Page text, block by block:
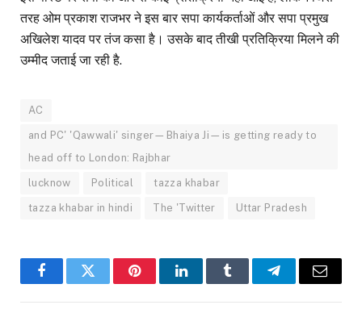
तरह ओम प्रकाश राजभर ने इस बार सपा कार्यकर्ताओं और सपा प्रमुख
अखिलेश यादव पर तंज कसा है। उसके बाद तीखी प्रतिक्रिया मिलने की
उम्मीद जताई जा रही है.
AC
and PC' 'Qawwali' singer—Bhaiya Ji—is getting ready to
head off to London: Rajbhar
lucknow Political tazza khabar
tazza khabar in hindi The 'Twitter Uttar Pradesh
FacebookTwitter PinterestLinkedInTumblr TelegramEmail